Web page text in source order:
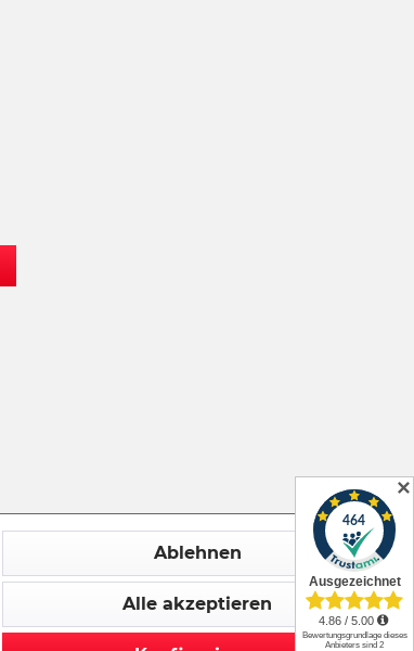
✕
Ablehnen
Alle akzeptieren